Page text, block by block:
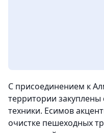
С присоединением к
территории
техники. Есимов
очистке пешеходных